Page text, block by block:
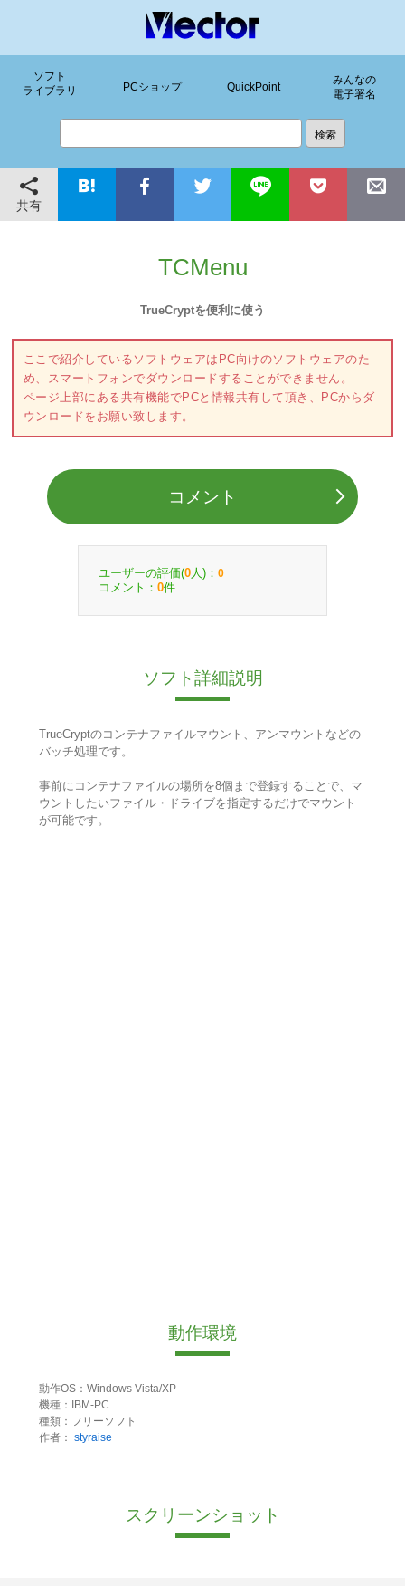
ソフト
ライブラリ
PCショップ QuickPoint
みんなの
電子署名
共有
TCMenu
TrueCryptを便利に使う
ここで紹介しているソフトウェアはPC向けのソフトウェアのた
め、スマートフォンでダウンロードすることができません。
ページ上部にある共有機能でPCと情報共有して頂き、PCからダ
ウンロードをお願い致します。
コメント
ユーザーの評価(0 人)： 0
コメント： 0件
ソフト詳細説明
TrueCryptのコンテナファイルマウント、アンマウントなどの
バッチ処理です。
事前にコンテナファイルの場所を8個まで登録することで、マ
ウントしたいファイル・ドライブを指定するだけでマウント
が可能です。
動作環境
動作OS：Windows Vista/XP
機種：IBM-PC
種類：フリーソフト
作者： styraise
スクリーンショット